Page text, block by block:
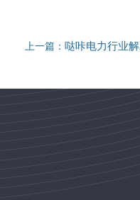
上一篇： 哒咔电力行业